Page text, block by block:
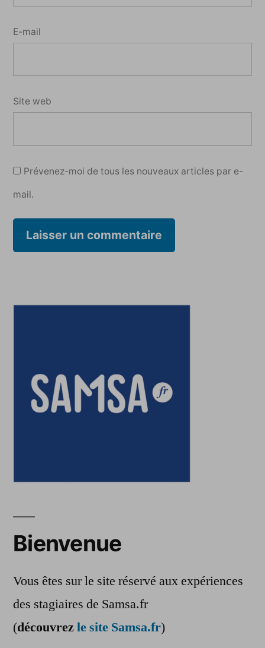
E-mail
Site web
Prévenez-moi de tous les nouveaux articles par e-
mail.
Bienvenue
Vous êtes sur le site réservé aux expériences
des stagiaires de Samsa.fr
(découvrezle site Samsa.fr)